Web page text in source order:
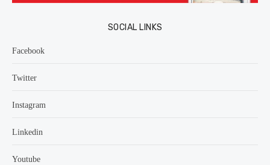
SOCIAL LINKS
Facebook
Twitter
Instagram
Linkedin
Youtube